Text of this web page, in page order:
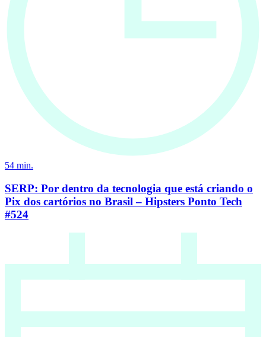
54 min.
SERP: Por dentro da tecnologia que está criando o
Pix dos cartórios no Brasil – Hipsters Ponto Tech
#524